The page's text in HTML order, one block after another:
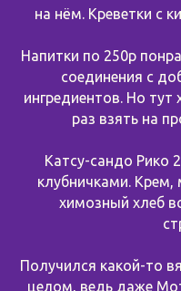
на нём. Креветки с
Напитки по 250р
соединения с
ингредиентов. Но
раз взять на
Катсу-сандо Рико
клубничками.
химозный хлеб
Получился какой-то
целом, ведь даже